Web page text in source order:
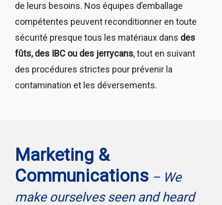
de leurs besoins. Nos équipes d’emballage
compétentes peuvent reconditionner en toute
sécurité presque tous les matériaux dans des
fûts, des IBC ou des jerrycans, tout en suivant
des procédures strictes pour prévenir la
contamination et les déversements.
Marketing &
Communications – We
make ourselves seen and heard